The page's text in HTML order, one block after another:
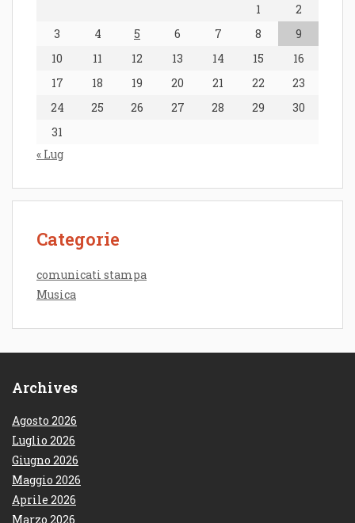
1
2
3
4 5 6 7 8
9
10
11 12 13 14 15
16
17
18 19 20 21 22
23
24
25 26 27 28 29
30
31
« Lug
Categorie
comunicati stampa
Musica
Archives
Agosto 2026
Luglio 2026
Giugno 2026
Maggio 2026
Aprile 2026
Marzo 2026